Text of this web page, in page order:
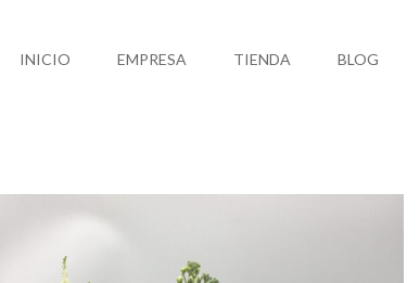
INICIO EMPRESA TIENDA BLOG